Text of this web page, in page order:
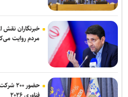
خبرنگاران نقش
مردم روایت